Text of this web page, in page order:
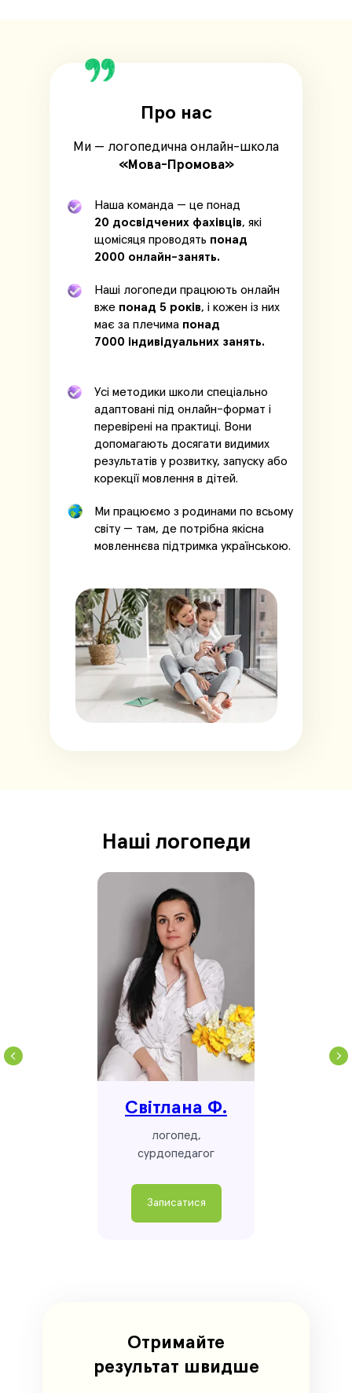
Ми — логопедична онлайн-школа
«Мова-Промова»
Наша команда — це понад
20 досвідчених фахівців, які
щомісяця проводять понад
2000 онлайн-занять.
Про нас
Наші логопеди працюють онлайн
вже понад 5 років, і кожен із них
має за плечима понад
7000 індивідуальних занять.
Усі методики школи спеціально
адаптовані під онлайн-формат і
перевірені на практиці. Вони
допомагають досягати видимих
результатів у розвитку, запуску або
корекції мовлення в дітей.
Ми працюємо з родинами по всьому
світу — там, де потрібна якісна
мовленнєва підтримка українською.
Наші логопеди
Світлана Ф.
логопед,
сурдопедагог
Записатися
Отримайте
результат швидше